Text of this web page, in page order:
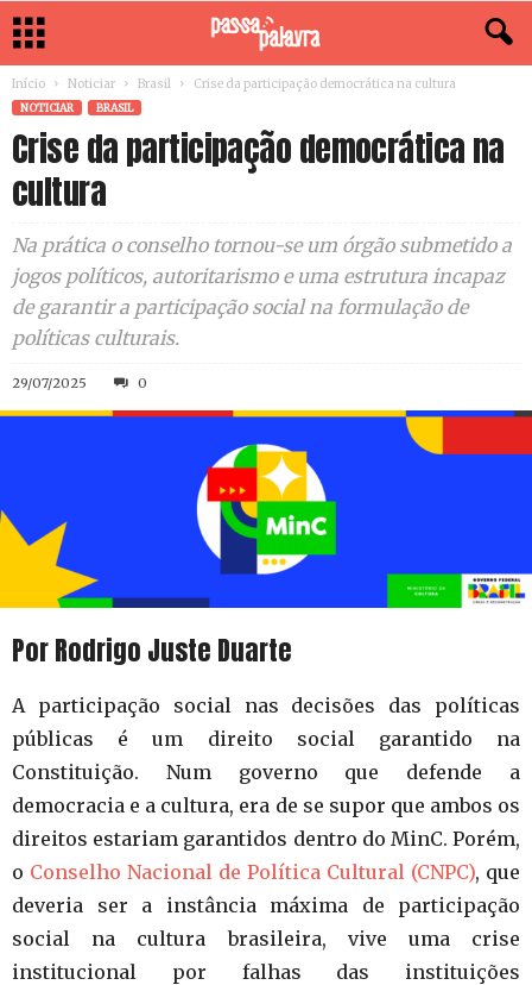
Início Noticiar Brasil Crise da participação democrática na cultura
NOTICIAR BRASIL
Crise da participação democrática na
cultura
Na prática o conselho tornou-se um órgão submetido a
jogos políticos, autoritarismo e uma estrutura incapaz
de garantir a participação social na formulação de
políticas culturais.
29/07/2025 0
Por Rodrigo Juste Duarte
A participação social nas decisões das políticas
públicas é um direito social garantido na
Constituição. Num governo que defende a
democracia e a cultura, era de se supor que ambos os
direitos estariam garantidos dentro do MinC. Porém,
o Conselho Nacional de Política Cultural (CNPC), que
deveria ser a instância máxima de participação
social na cultura brasileira, vive uma crise
institucional por falhas das instituições